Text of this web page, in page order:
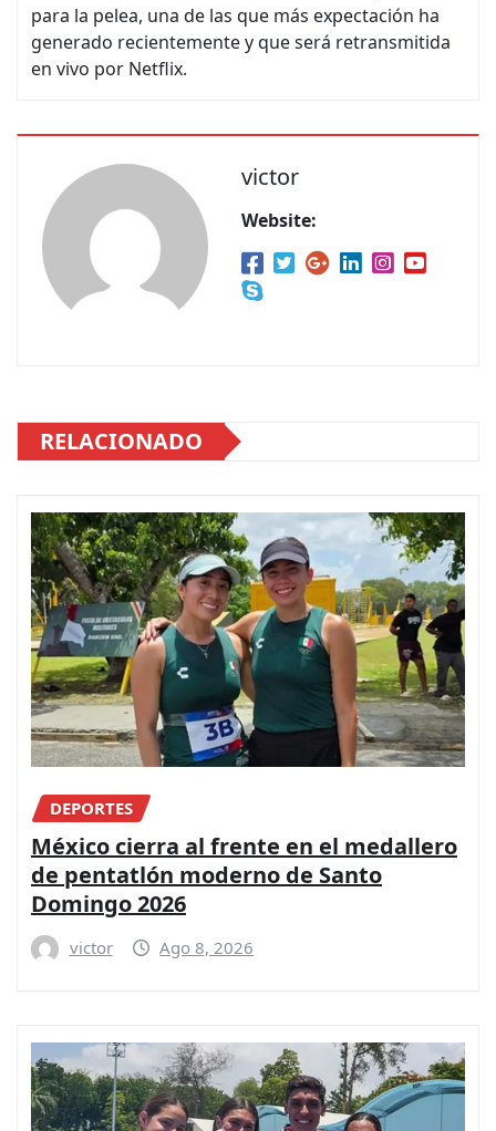
para la pelea, una de las que más expectación ha
generado recientemente y que será retransmitida
en vivo por Netflix.
victor
Website:
RELACIONADO
DEPORTES
México cierra al frente en el medallero
de pentatlón moderno de Santo
Domingo 2026
victor Ago 8, 2026